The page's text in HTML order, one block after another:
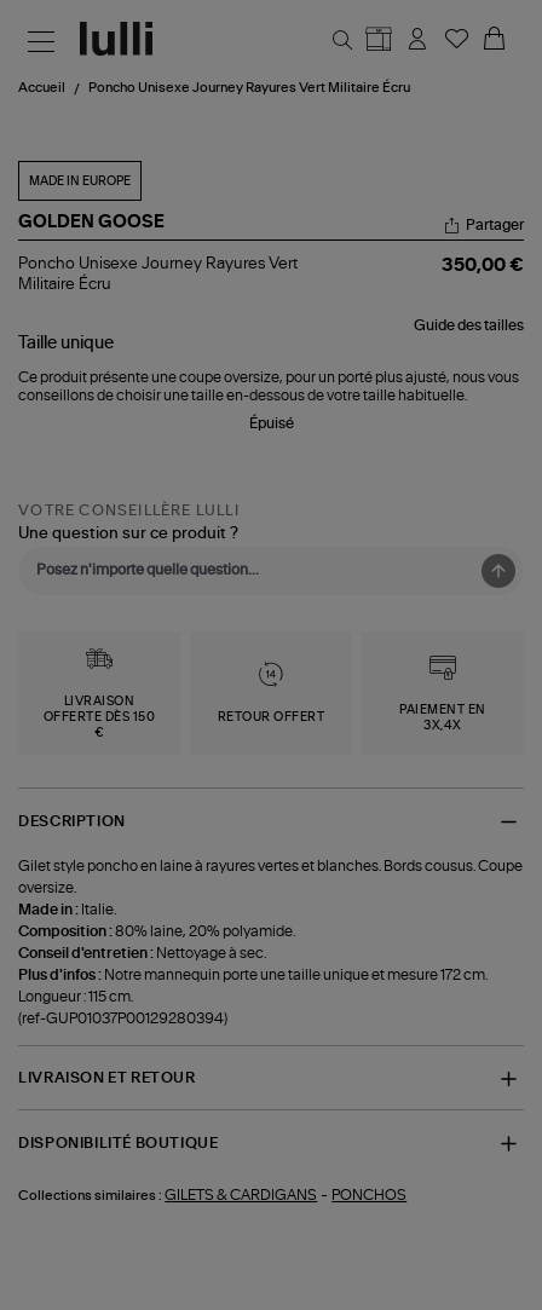
Accueil Poncho Unisexe Journey Rayures Vert Militaire Écru
MADE IN EUROPE
GOLDEN GOOSE
Poncho
Unisexe
Vert
Écru
Partager
Poncho Unisexe Journey Rayures Vert
Militaire Écru
350,00 €
Guide des tailles
Taille unique
Ce produit présente une coupe oversize, pour un porté plus ajusté, nous vous
conseillons de choisir une taille en-dessous de votre taille habituelle.
Épuisé
VOTRE CONSEILLÈRE LULLI
Une question sur ce produit ?
LIVRAISON
OFFERTE DÈS 150
€
RETOUR OFFERT
PAIEMENT EN
3X,4X
DESCRIPTION
Gilet style poncho en laine à rayures vertes et blanches. Bords cousus. Coupe
oversize.
Made in : Italie.
Composition :80% laine, 20% polyamide.
Conseil d'entretien : Nettoyage à sec.
Plus d'infos : Notre mannequin porte une taille unique et mesure 172 cm.
Longueur : 115 cm.
(ref-GUP01037P00129280394)
LIVRAISON ET RETOUR
DISPONIBILITÉ BOUTIQUE
Collections similaires : GILETS & CARDIGANS - PONCHOS